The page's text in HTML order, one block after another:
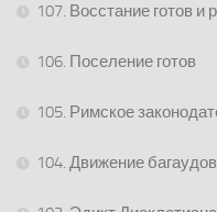
107. Восстание готов и
106. Поселение готов
105. Римское
104. Движение багаудов